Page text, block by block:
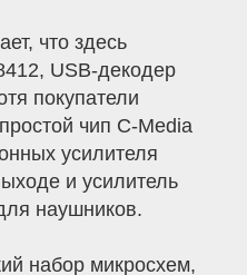
что здесь
USB-декодер
покупатели
чип C-Media
усилителя
и усилитель
наушников.
набор микросхем,